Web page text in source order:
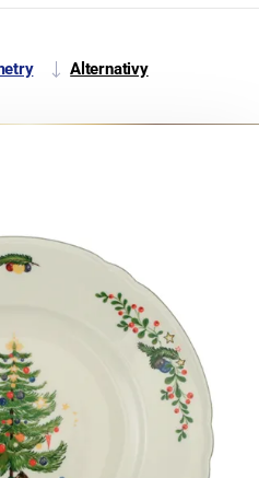
Alternativy